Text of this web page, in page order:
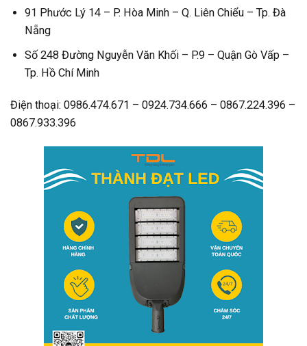
91 Phước Lý 14 – P. Hòa Minh – Q. Liên Chiểu – Tp. Đà
Nẵng
Số 248 Đường Nguyễn Văn Khối – P.9 – Quận Gò Vấp –
Tp. Hồ Chí Minh
Điện thoại: 0986.474.671 – 0924.734.666 – 0867.224.396 –
0867.933.396